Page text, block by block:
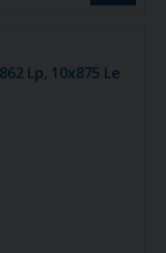
Lp, 10x875 Le